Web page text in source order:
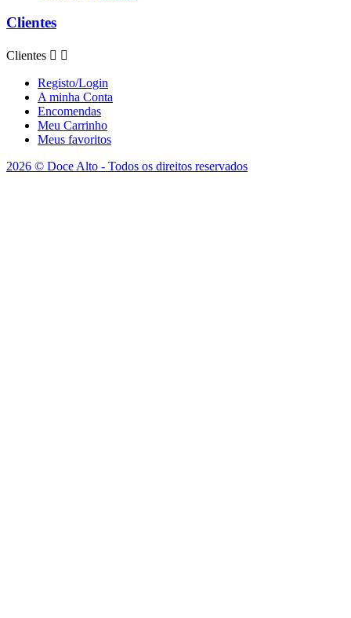
Clientes
Clientes  
Registo/Login
A minha Conta
Encomendas
Meu Carrinho
Meus favoritos
2026 © Doce Alto - Todos os direitos reservados